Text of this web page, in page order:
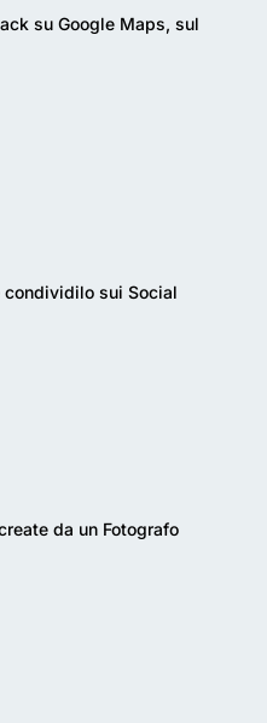
su Google Maps, sul
sui Social
da un Fotografo